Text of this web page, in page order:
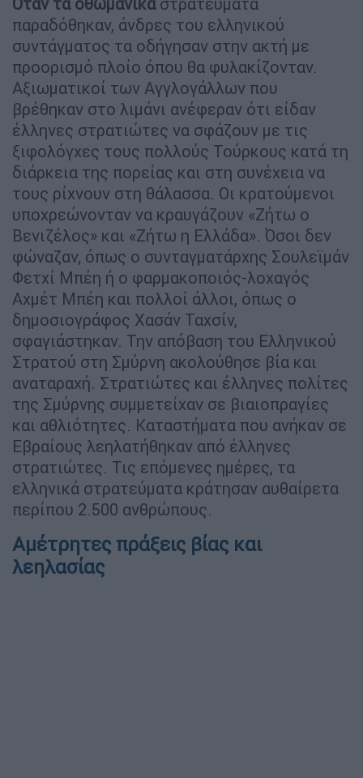
παραδόθηκαν, άνδρες του ελληνικού
συντάγματος τα οδήγησαν στην ακτή με
προορισμό πλοίο όπου θα φυλακίζονταν.
Αξιωματικοί των Αγγλογάλλων που
βρέθηκαν στο λιμάνι ανέφεραν ότι είδαν
έλληνες στρατιώτες να σφάζουν με τις
ξιφολόγχες τους πολλούς Τούρκους κατά τη
διάρκεια της πορείας και στη συνέχεια να
τους ρίχνουν στη θάλασσα. Οι κρατούμενοι
υποχρεώνονταν να κραυγάζουν «Ζήτω ο
Βενιζέλος» και «Ζήτω η Ελλάδα». Όσοι δεν
φώναζαν, όπως ο συνταγματάρχης Σουλεϊμάν
Φετχί Μπέη ή ο φαρμακοποιός-λοχαγός
Αχμέτ Μπέη και πολλοί άλλοι, όπως ο
δημοσιογράφος Χασάν Ταχσίν,
σφαγιάστηκαν. Την απόβαση του Ελληνικού
Στρατού στη Σμύρνη ακολούθησε βία και
αναταραχή. Στρατιώτες και έλληνες πολίτες
της Σμύρνης συμμετείχαν σε βιαιοπραγίες
και αθλιότητες. Καταστήματα που ανήκαν σε
Εβραίους λεηλατήθηκαν από έλληνες
στρατιώτες. Τις επόμενες ημέρες, τα
ελληνικά στρατεύματα κράτησαν αυθαίρετα
περίπου 2.500 ανθρώπους.
Αμέτρητες πράξεις βίας και
λεηλασίας